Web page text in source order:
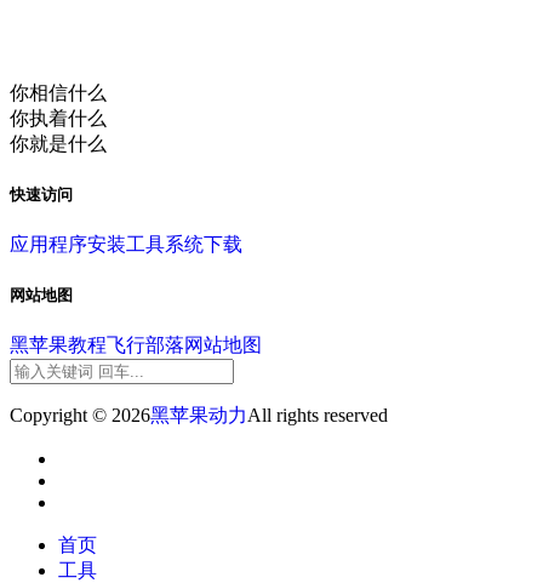
你相信什么
你执着什么
你就是什么
快速访问
应用程序安装工具系统下载
网站地图
黑苹果教程飞行部落网站地图
Copyright © 2026黑苹果动力All rights reserved
首页
工具